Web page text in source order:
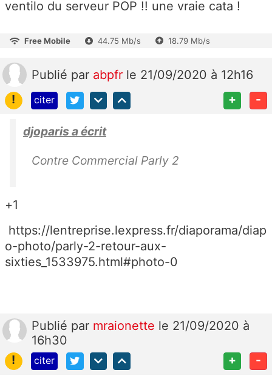
ventilo du serveur POP !! une vraie cata !
Free Mobile 44.75 Mb/s 18.79 Mb/s
Publié par abpfr le 21/09/2020 à 12h16
!
citer + -
djoparis a écrit
Contre Commercial Parly 2
+1
https://lentreprise.lexpress.fr/diaporama/diap
o-photo/parly-2-retour-aux-
sixties_1533975.html#photo-0
Publié par mraionette le 21/09/2020 à
16h30
!
citer + -